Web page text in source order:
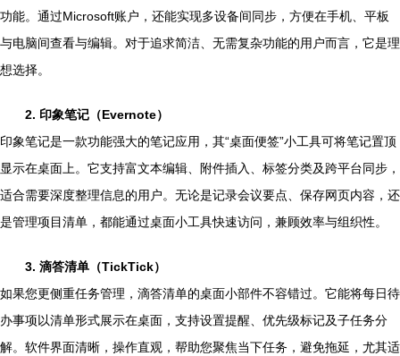
功能。通过Microsoft账户，还能实现多设备间同步，方便在手机、平板
与电脑间查看与编辑。对于追求简洁、无需复杂功能的用户而言，它是理
想选择。
2. 印象笔记（Evernote）
印象笔记是一款功能强大的笔记应用，其“桌面便签”小工具可将笔记置顶
显示在桌面上。它支持富文本编辑、附件插入、标签分类及跨平台同步，
适合需要深度整理信息的用户。无论是记录会议要点、保存网页内容，还
是管理项目清单，都能通过桌面小工具快速访问，兼顾效率与组织性。
3. 滴答清单（TickTick）
如果您更侧重任务管理，滴答清单的桌面小部件不容错过。它能将每日待
办事项以清单形式展示在桌面，支持设置提醒、优先级标记及子任务分
解。软件界面清晰，操作直观，帮助您聚焦当下任务，避免拖延，尤其适